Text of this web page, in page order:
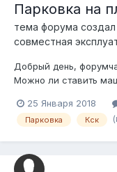
Парковка на
тема форума создал
совместная
Добрый день,
Можно ли ставить
перед соседним
буквально в 15
25 Января 2018
Парковка Кск